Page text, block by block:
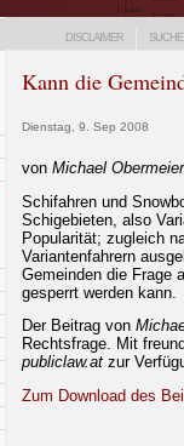
DISCLAIMER SUCHE
Kann die
Dienstag, 9. Sep 2008
von Michael Obermeier
Schifahren und
Schigebieten, also
Popularität; zugleich
Variantenfahrern
Gemeinden die Frage
gesperrt werden kann.
Der Beitrag von
Rechtsfrage. Mit
publiclaw.at zur
Zum Download des